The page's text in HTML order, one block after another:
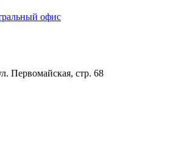
офис
Первомайская, стр. 68